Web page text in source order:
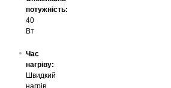
потужність:
40
Вт
Час
нагріву:
Швидкий
нагрів